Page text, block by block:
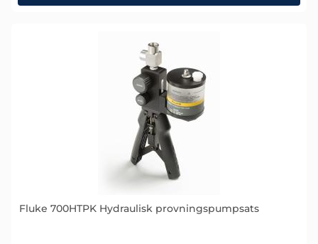
Fluke 700PTPK Pneumatisk provningspumpsats
Fluke 700HTPK Hydraulisk provningspumpsats